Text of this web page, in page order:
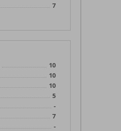
7
10
10
10
5
-
7
-